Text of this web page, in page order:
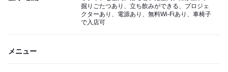
掘りごたつあり、立ち飲みができる、プロジェ
クターあり、電源あり、無料Wi-Fiあり、車椅子
で入店可
メニュー